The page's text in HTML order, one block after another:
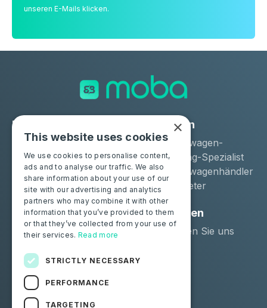
unseren E-Mails klicken.
Lösungen
Moba Certify Pro
Geschäft
Industrien
Gebrauchtwagen-
Remarketing-Spezialist
Gebrauchtwagenhändler
Langzeitmieter
Privatpersonen
Zertifizieren Sie Ihre
Ressourcen
Kontaktieren Sie uns
Folgen Sie uns
Facebook
Linkedin
×
This website uses cookies
We use cookies to personalise content,
ads and to analyse our traffic. We also
share information about your use of our
site with our advertising and analytics
partners who may combine it with other
information that you’ve provided to them
or that they’ve collected from your use of
their services. Read more
STRICTLY NECESSARY
PERFORMANCE
TARGETING